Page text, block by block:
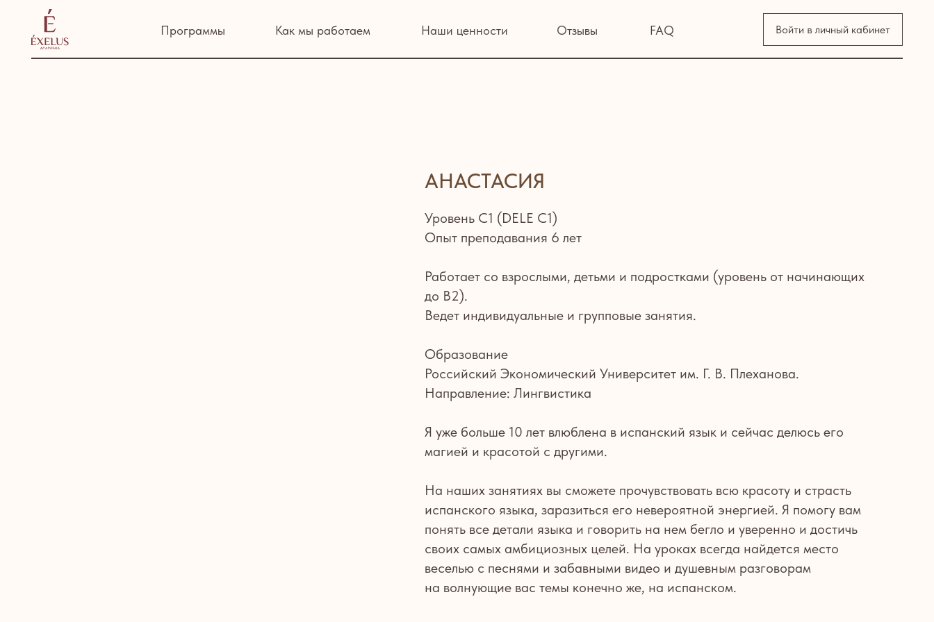
Как мы работаем Наши ценности
Программы Отзывы FAQ Войти в личный кабинет
АНАСТАСИЯ
Уровень С1 (DELE C1)
Опыт преподавания 6 лет
Работает со взрослыми, детьми и подростками (уровень от начинающих
до B2).
Ведет индивидуальные и групповые занятия.
Образование
Российский Экономический Университет им. Г. В. Плеханова.
Направление: Лингвистика
Я уже больше 10 лет влюблена в испанский язык и сейчас делюсь его
магией и красотой с другими.
На наших занятиях вы сможете прочувствовать всю красоту и страсть
испанского языка, заразиться его невероятной энергией. Я помогу вам
понять все детали языка и говорить на нем бегло и уверенно и достичь
своих самых амбициозных целей. На уроках всегда найдется место
веселью с песнями и забавными видео и душевным разговорам
на волнующие вас темы конечно же, на испанском.